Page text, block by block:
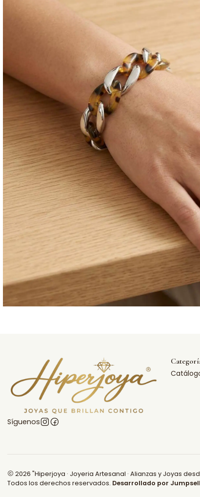
Síguenos
2026 "Hiperjoya · Joyeria Artesanal · Alianzas y Joyas
Todos los derechos reservados. Desarrollado por